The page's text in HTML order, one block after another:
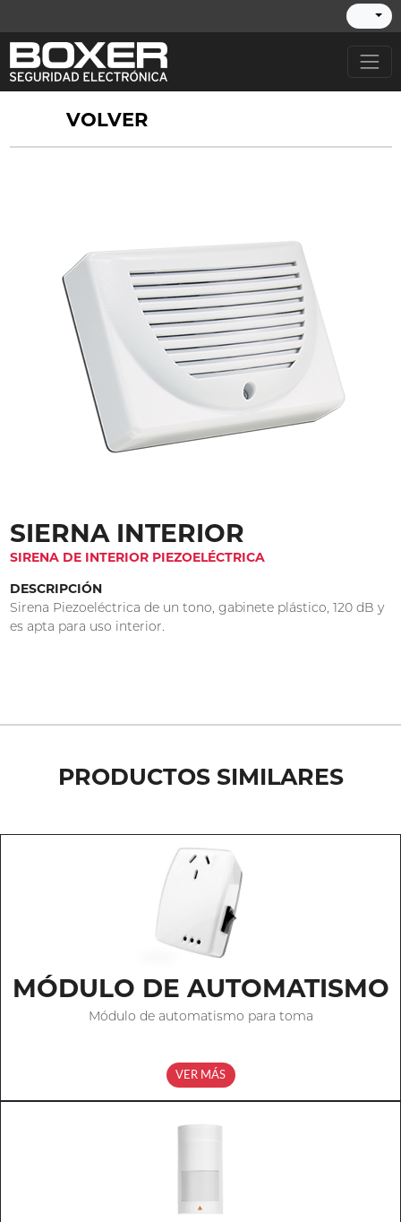
VOLVER
SIERNA INTERIOR
SIRENA DE INTERIOR PIEZOELÉCTRICA
DESCRIPCIÓN
Sirena Piezoeléctrica de un tono, gabinete plástico, 120 dB y
es apta para uso interior.
PRODUCTOS SIMILARES
MÓDULO DE AUTOMATISMO
Módulo de automatismo para toma
VER MÁS